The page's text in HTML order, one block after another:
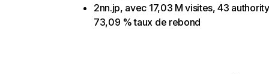
2nn.jp, avec 17,03 M visites, 43
73,09 % taux de rebond